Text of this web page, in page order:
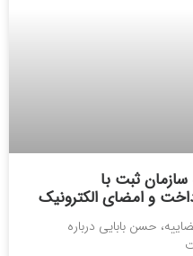
سازمان ثبت با
و امضای الکترونیک
حسن بابایی درباره